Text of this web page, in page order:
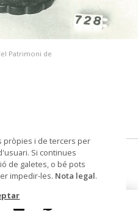
Patrimoni de
pròpies i de tercers per
Si continues
de galetes, o bé pots
impedir-les. Nota legal.